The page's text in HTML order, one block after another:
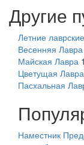
Другие
Летние
Весенняя Лавра
Майская Лавра
Цветущая
Пасхальная
Наместник